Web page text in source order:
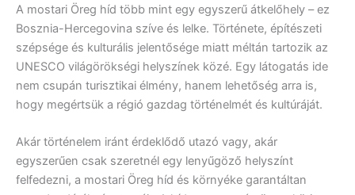
A mostari Öreg híd több mint egy egyszerű átkelőhely – ez
Bosznia-Hercegovina szíve és lelke. Története, építészeti
szépsége és kulturális jelentősége miatt méltán tartozik az
UNESCO világörökségi helyszínek közé. Egy látogatás ide
nem csupán turisztikai élmény, hanem lehetőség arra is,
hogy megértsük a régió gazdag történelmét és kultúráját.
Akár történelem iránt érdeklődő utazó vagy, akár
egyszerűen csak szeretnél egy lenyűgöző helyszínt
felfedezni, a mostari Öreg híd és környéke garantáltan